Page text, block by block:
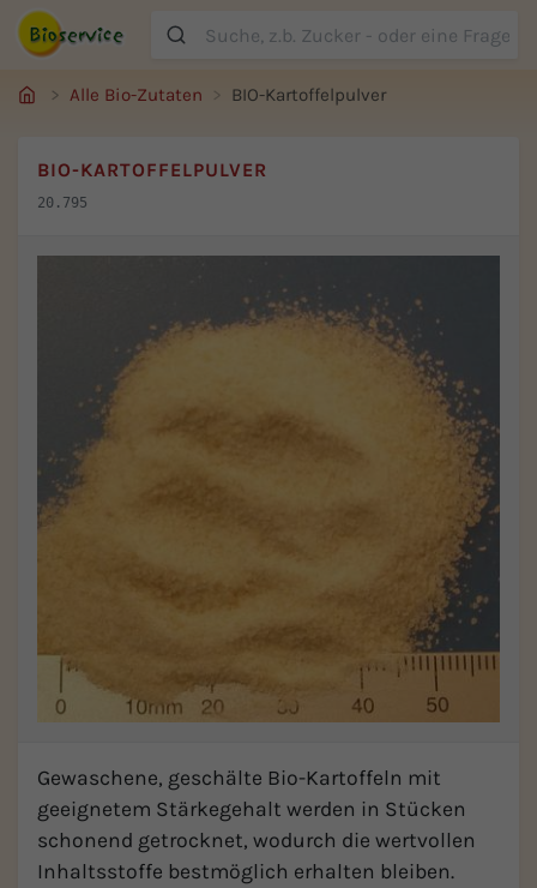
Suche
Alle Bio-Zutaten BIO-Kartoffelpulver
BIO-KARTOFFELPULVER
20.795
Gewaschene, geschälte Bio-Kartoffeln mit
geeignetem Stärkegehalt werden in Stücken
schonend getrocknet, wodurch die wertvollen
Inhaltsstoffe bestmöglich erhalten bleiben.